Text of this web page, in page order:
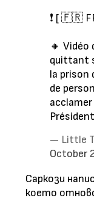
❗️ [ 🇫🇷
🔸️ Vidéo
quittant
la prison
de
— Little
October
Саркози
което